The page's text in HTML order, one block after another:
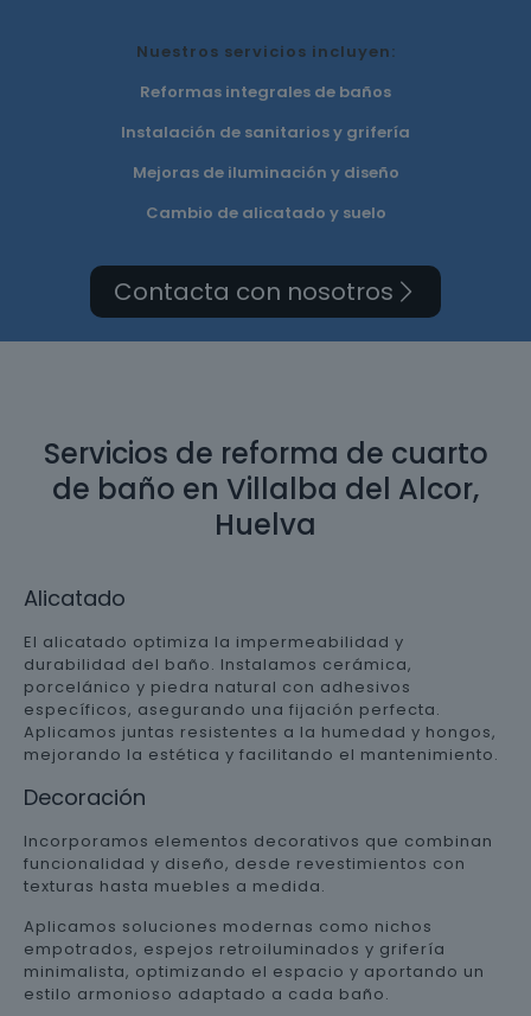
Nuestros servicios incluyen:
Reformas integrales de baños
Instalación de sanitarios y grifería
Mejoras de iluminación y diseño
Cambio de alicatado y suelo
Contacta con nosotros
Servicios de reforma de cuarto
de baño en Villalba del Alcor,
Huelva
Alicatado
El alicatado optimiza la impermeabilidad y
durabilidad del baño. Instalamos cerámica,
porcelánico y piedra natural con adhesivos
específicos, asegurando una fijación perfecta.
Aplicamos juntas resistentes a la humedad y hongos,
mejorando la estética y facilitando el mantenimiento.
Decoración
Incorporamos elementos decorativos que combinan
funcionalidad y diseño, desde revestimientos con
texturas hasta muebles a medida.
Aplicamos soluciones modernas como nichos
empotrados, espejos retroiluminados y grifería
minimalista, optimizando el espacio y aportando un
estilo armonioso adaptado a cada baño.